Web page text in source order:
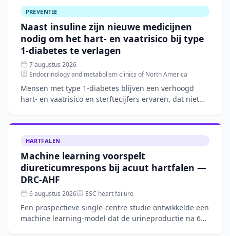
PREVENTIE
Naast insuline zijn nieuwe medicijnen
nodig om het hart- en vaatrisico bij type
1-diabetes te verlagen
7 augustus 2026
Endocrinology and metabolism clinics of North America
Mensen met type 1-diabetes blijven een verhoogd
hart- en vaatrisico en sterftecijfers ervaren, dat niet
HARTFALEN
Machine learning voorspelt
diureticumrespons bij acuut hartfalen —
DRC-AHF
6 augustus 2026 ESC heart failure
Een prospectieve single-centre studie ontwikkelde een
machine learning-model dat de urineproductie na 6